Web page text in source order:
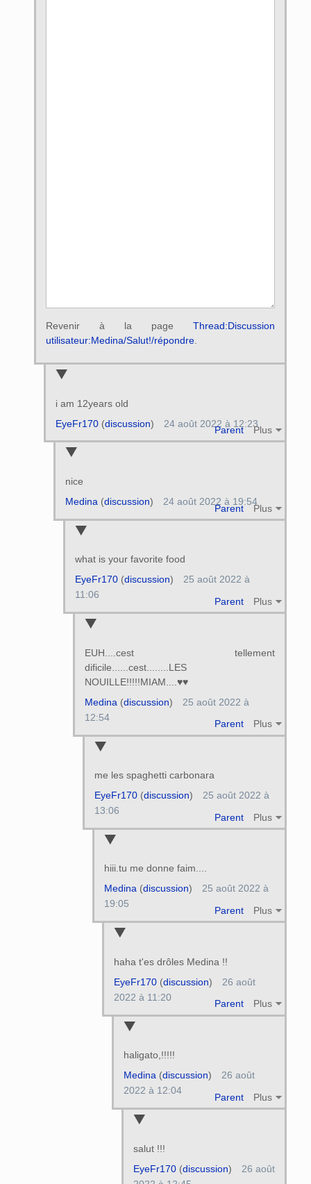
Revenir à la pageThread:Discussion
utilisateur:Medina/Salut!/répondre.
i am 12years old
Parent Plus
EyeFr170(discussion) 24 août 2022 à 12:23
nice
Parent Plus
Medina (discussion) 24 août 2022 à 19:54
what is your favorite food
Parent Plus
EyeFr170(discussion)
25 août 2022 à
11:06
EUH....cest tellement
dificile......cest........LES
NOUILLE!!!!!MIAM....♥♥
Parent Plus
Medina (discussion)
25 août 2022 à
12:54
me les spaghetti carbonara
Parent Plus
EyeFr170(discussion)
25 août 2022 à
13:06
hiii.tu me donne faim....
Parent Plus
Medina(discussion)
25 août 2022 à
19:05
haha t'es drôles Medina !!
Parent Plus
EyeFr170(discussion)
26 août
2022 à 11:20
haligato,!!!!!
Parent Plus
Medina(discussion)
26 août
2022 à 12:04
salut !!!
EyeFr170(discussion)
26 août